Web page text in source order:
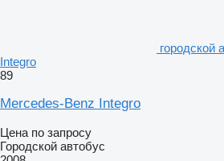
городской
Integro
89
Mercedes-Benz Integro
Цена по запросу
Городской автобус